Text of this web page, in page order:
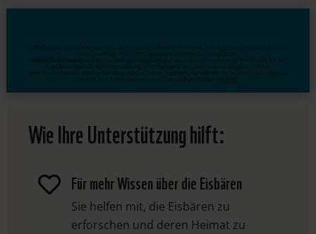
Datenschutzhinweis:
hier
Wie Ihre Unterstützung hilft:
 Für mehr Wissen über die Eisbären
Sie helfen mit, die Eisbären zu
erforschen und deren Heimat zu